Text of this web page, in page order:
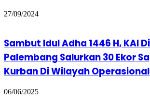
27/09/2024
Sambut Idul Adha 1446 H, KAI
Palembang Salurkan 30 Ekor
Kurban Di Wilayah Operasional
06/06/2025